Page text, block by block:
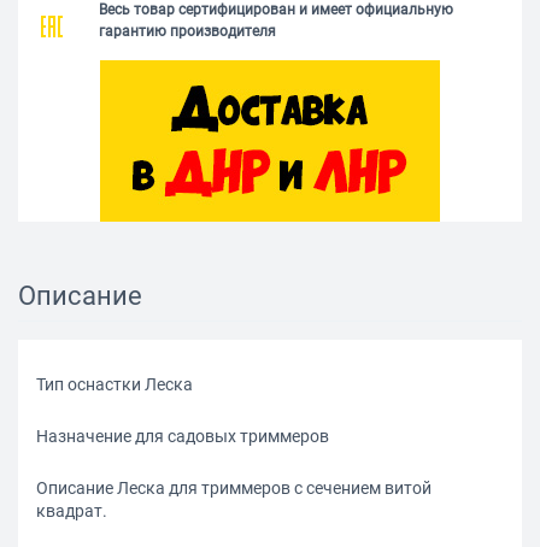
Весь товар сертифицирован и имеет официальную
гарантию производителя
Описание
Тип оснастки Леска
Назначение для садовых триммеров
Описание Леска для триммеров с сечением витой
квадрат.